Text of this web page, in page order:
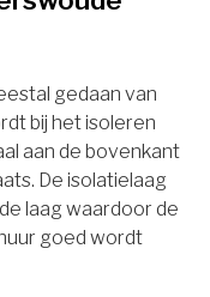
gedaan van
bij het isoleren
aan de bovenkant
De isolatielaag
laag waardoor de
goed wordt